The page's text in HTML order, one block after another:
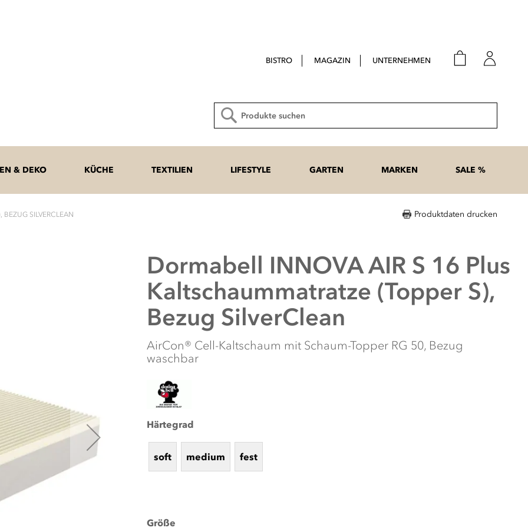
BISTRO MAGAZIN UNTERNEHMEN
Suche
& DEKO KÜCHE TEXTILIEN LIFESTYLE GARTEN MARKEN SALE %
Produktdaten drucken
SILVERCLEAN
Dormabell INNOVA AIR S 16 Plus
Kaltschaummatratze (Topper S),
Bezug SilverClean
AirCon® Cell-Kaltschaum mit Schaum-Topper RG 50, Bezug
waschbar
Härtegrad
soft medium fest
Größe